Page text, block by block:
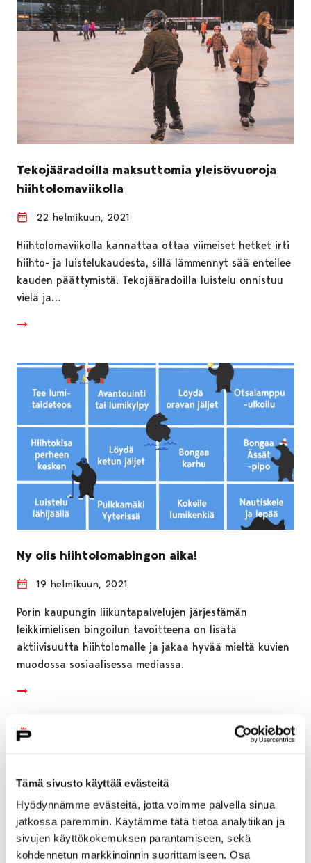
Tämä sivusto käyttää evästeitä
Hyödynnämme evästeitä, jotta voimme palvella sinua
jatkossa paremmin. Käytämme tätä tietoa analytiikan ja
sivujen käyttökokemuksen parantamiseen, sekä
kohdennetun markkinoinnin suorittamiseen. Osa
Tekojääradoilla maksuttomia yleisövuoroja
hiihtolomaviikolla
22 helmikuun, 2021
Hiihtolomaviikolla kannattaa ottaa viimeiset hetket irti
hiihto- ja luistelukaudesta, sillä lämmennyt sää enteilee
kauden päättymistä. Tekojääradoilla luistelu onnistuu
vielä ja…
Ny olis hiihtolomabingon aika!
19 helmikuun, 2021
Porin kaupungin liikuntapalvelujen järjestämän
leikkimielisen bingoilun tavoitteena on lisätä
aktiivisuutta hiihtolomalle ja jakaa hyvää mieltä kuvien
muodossa sosiaalisessa mediassa.